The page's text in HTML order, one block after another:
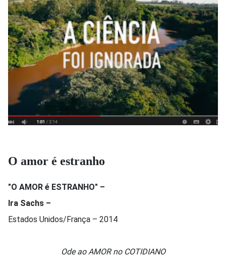
O amor é estranho
"O AMOR é ESTRANHO" –
Ira Sachs –
Estados Unidos/França – 2014
Ode ao AMOR no COTIDIANO